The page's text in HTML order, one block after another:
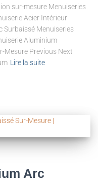
sur-mesure Menuiseries
Acier Intérieur
Surbaissé Menuiseries
Aluminium
Mesure Previous Next
Lire la suite
Arc